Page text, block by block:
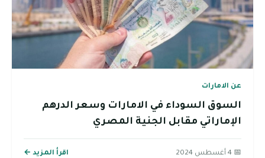
عن الامارات
السوق السوداء في الامارات وسعر الدرهم
الإماراتي مقابل الجنية المصري
📅 4 أغسطس 2024 اقرأ المزيد ←